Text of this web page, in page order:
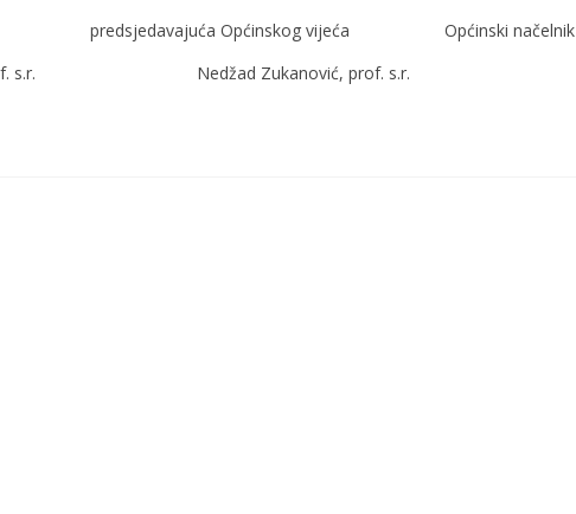
predsjedavajuća Općinskog vijeća Općinski načelnik
s.r. Nedžad Zukanović, prof. s.r.